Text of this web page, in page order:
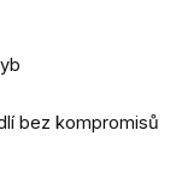
bez kompromisů